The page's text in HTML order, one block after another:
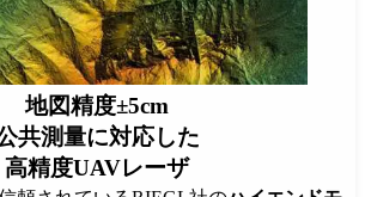
地図精度±5cm
共測量に対応した
高精度UAVレーザ